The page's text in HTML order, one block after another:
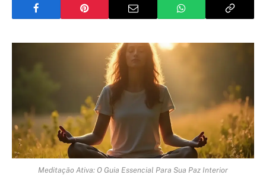
Meditação Ativa: O Guia Essencial Para Sua Paz Interior